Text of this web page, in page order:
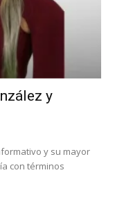
y
y su mayor
con términos